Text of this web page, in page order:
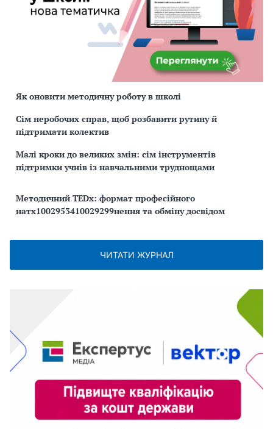
Як оновити методичну роботу в школі
Сім неробочих справ, щоб розбавити рутину й
підтримати колектив
Малі кроки до великих змін: сім інструментів
підтримки учнів із навчальними труднощами
Методичний TEDx: формат професійного
натх1002953410029299нення та обміну досвідом
ЧИТАТИ ЖУРНАЛ